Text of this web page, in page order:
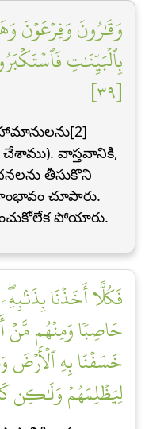
وَقَٰرُونَ وَفِرۡعَوۡنَ
بِٱلۡبَيِّنَٰتِ
[٣٩]
వాస్తవానికి,
తీసుకొని
చూపారు.
పోయారు.
فَكُلًّا أَخَذۡنَا
حَاصِبٗا وَمِنۡهُم مَّنۡ
خَسَفۡنَا بِهِ ٱلۡأَرۡضَ
لِيَظۡلِمَهُمۡ وَلَٰكِن